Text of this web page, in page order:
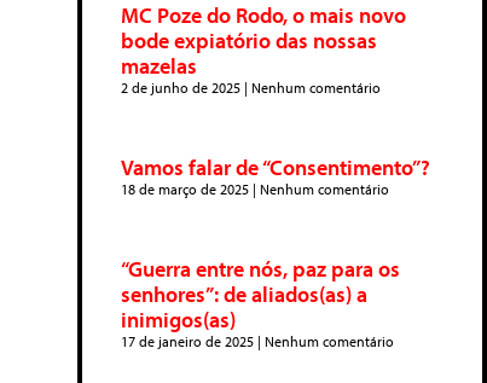
MC Poze do Rodo, o mais novo
bode expiatório das nossas
mazelas
2 de junho de 2025 Nenhum comentário
Vamos falar de “Consentimento”?
18 de março de 2025 Nenhum comentário
“Guerra entre nós, paz para os
senhores”: de aliados(as) a
inimigos(as)
17 de janeiro de 2025 Nenhum comentário